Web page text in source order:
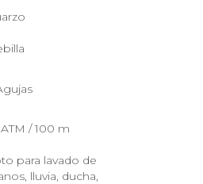
/ 100 m
para lavado de
lluvia, ducha,